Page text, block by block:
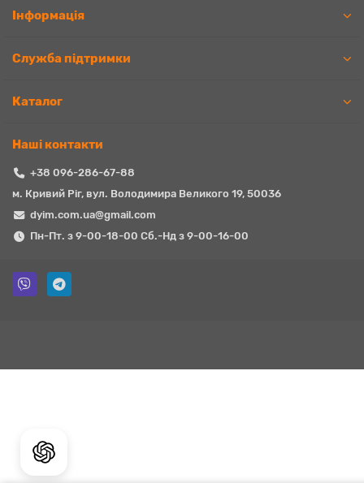
Iнформація
Служба підтримки
Каталог
Наші контакти
+38 096-286-67-88
м. Кривий Ріг, вул. Володимира Великого 19, 50036
dyim.com.ua@gmail.com
Пн-Пт. з 9-00-18-00 Сб.-Нд з 9-00-16-00